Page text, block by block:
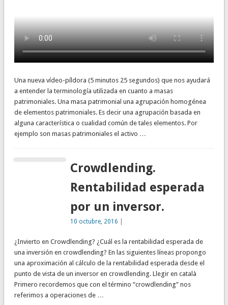
Una nueva vídeo-píldora (5 minutos 25 segundos) que nos ayudará
a entender la terminología utilizada en cuanto a masas
patrimoniales. Una masa patrimonial una agrupación homogénea
de elementos patrimoniales. Es decir una agrupación basada en
alguna característica o cualidad común de tales elementos. Por
ejemplo son masas patrimoniales el activo …
Crowdlending.
Rentabilidad esperada
por un inversor.
10 octubre, 2016
¿Invierto en Crowdlending? ¿Cuál es la rentabilidad esperada de
una inversión en crowdlending? En las siguientes líneas propongo
una aproximación al cálculo de la rentabilidad esperada desde el
punto de vista de un inversor en crowdlending. Llegir en català
Primero recordemos que con el término “crowdlending” nos
referimos a operaciones de …